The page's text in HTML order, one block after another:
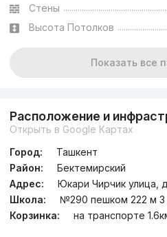
Стены
Высота Потолков
Показать все
Расположение и
Открыть в Google Картах
Город:
Ташкент
Район:
Бектемирский
Адрес:
Юкари Чирчик улица,
Школа:
№290 пешком 222 м 3
Корзинка:
на транспорте